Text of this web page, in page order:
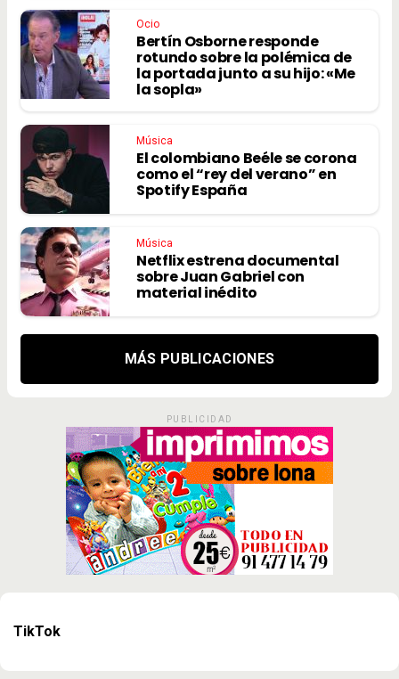
Ocio
Bertín Osborne responde
rotundo sobre la polémica de
la portada junto a su hijo: «Me
la sopla»
Música
El colombiano Beéle se corona
como el “rey del verano” en
Spotify España
Música
Netflix estrena documental
sobre Juan Gabriel con
material inédito
MÁS PUBLICACIONES
PUBLICIDAD
TikTok